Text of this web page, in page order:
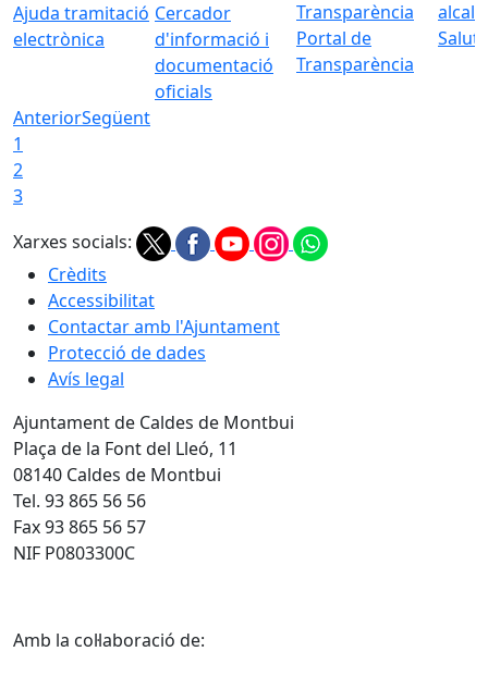
Ajuda tramitació
electrònica
Cercador
d'informació i
documentació
oficials
Portal de
Transparència
AnteriorSegüent
1
2
3
Xarxes socials:
Crèdits
Accessibilitat
Contactar amb l'Ajuntament
Protecció de dades
Avís legal
Ajuntament de Caldes de Montbui
Plaça de la Font del Lleó, 11
08140 Caldes de Montbui
Tel. 93 865 56 56
Fax 93 865 56 57
NIF P0803300C
Amb la col·laboració de: